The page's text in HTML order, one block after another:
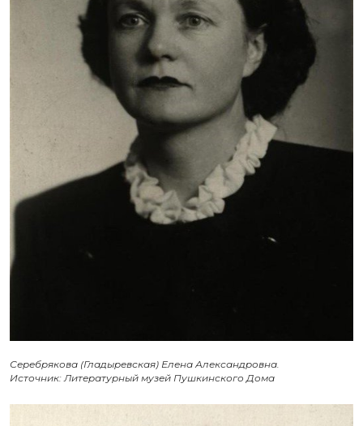
Серебрякова (Гладыревская) Елена Александровна.
Источник: Литературный музей Пушкинского Дома